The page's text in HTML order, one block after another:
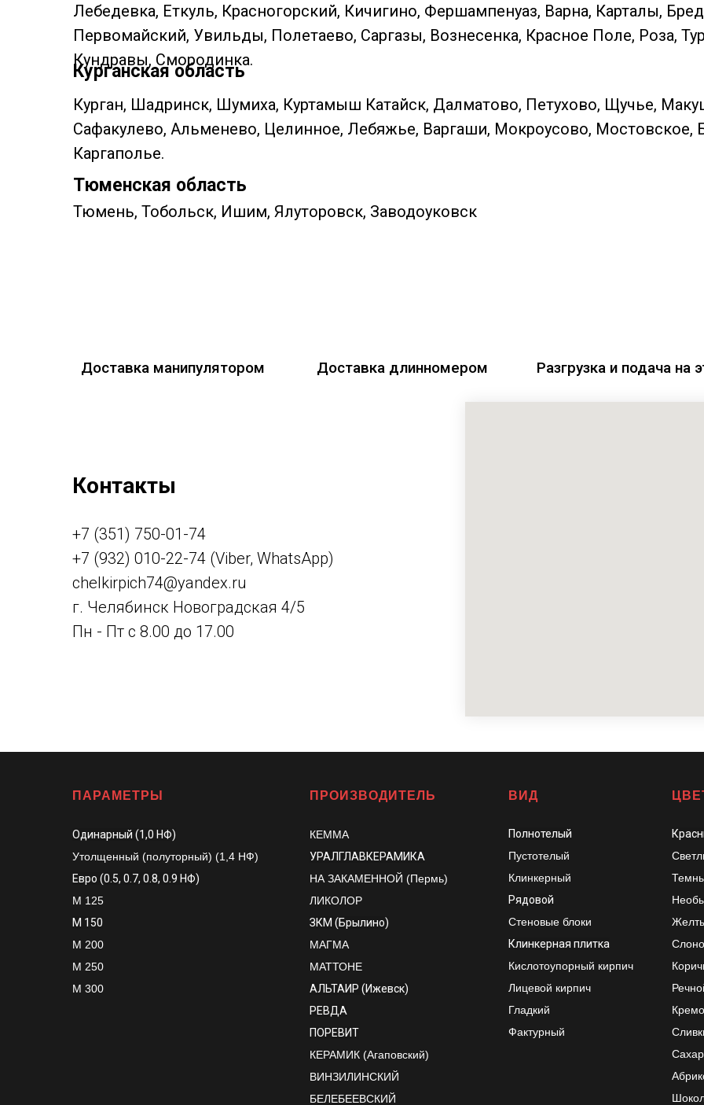
Курганская область
Тюменская область
Лебедевка, Еткуль, Красногорский, Кичигино, Фершампенуаз, Варна, Карталы,
Первомайский, Увильды, Полетаево, Саргазы, Вознесенка, Красное Поле, Роза,
Кундравы, Смородинка.
Курган, Шадринск, Шумиха, Куртамыш Катайск, Далматово, Петухово, Щучье,
Сафакулево, Альменево, Целинное, Лебяжье, Варгаши, Мокроусово, Мостовское,
Каргаполье.
Тюмень, Тобольск, Ишим, Ялуторовск, Заводоуковск
Доставка манипулятором Доставка длинномером Разгрузка и подача на
Контакты
+7 (351) 750-01-74
+7 (932) 010-22-74 (Viber, WhatsApp)
chelkirpich74@yandex.ru
г. Челябинск Новоградская 4/5
Пн - Пт с 8.00 до 17.00
ПАРАМЕТРЫ
Одинарный (1,0 НФ)
Утолщенный (полуторный) (1,4 НФ)
Евро (0.5, 0.7, 0.8, 0.9 НФ)
М 125
М 150
М 200
М 250
М 300
ПРОИЗВОДИТЕЛЬ
КЕММА
УРАЛГЛАВКЕРАМИКА
НА ЗАКАМЕННОЙ (Пермь)
ЛИКОЛОР
ЗКМ (Брылино)
МАГМА
МАТТОНЕ
АЛЬТАИР (Ижевск)
РЕВДА
ПОРЕВИТ
КЕРАМИК (Агаповский)
ВИНЗИЛИНСКИЙ
БЕЛЕБЕЕВСКИЙ
ВИД
Полнотелый
Пустотелый
Клинкерный
Рядовой
Стеновые блоки
Клинкерная плитка
Кислотоупорный кирпич
Лицевой кирпич
Гладкий
Фактурный